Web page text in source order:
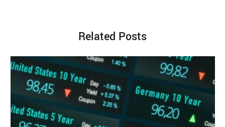
Related Posts